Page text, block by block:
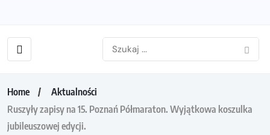
Home
Aktualności
Ruszyły zapisy na 15. Poznań Półmaraton. Wyjątkowa koszulka
jubileuszowej edycji.